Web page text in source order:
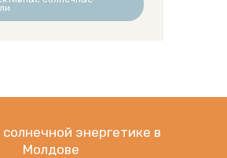
энергетике в
Молдове